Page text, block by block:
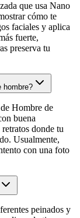
que usa Nano
cómo te
faciales y aplica
fuerte,
preserva tu
hombre?
Hombre de
buena
donde tu
Usualmente,
con una foto
peinados y